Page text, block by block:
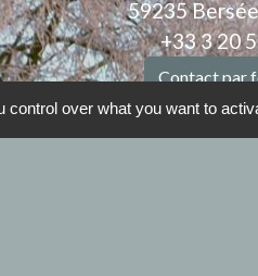
59235
+33 3 20
Contact par
Nous
over what you want to